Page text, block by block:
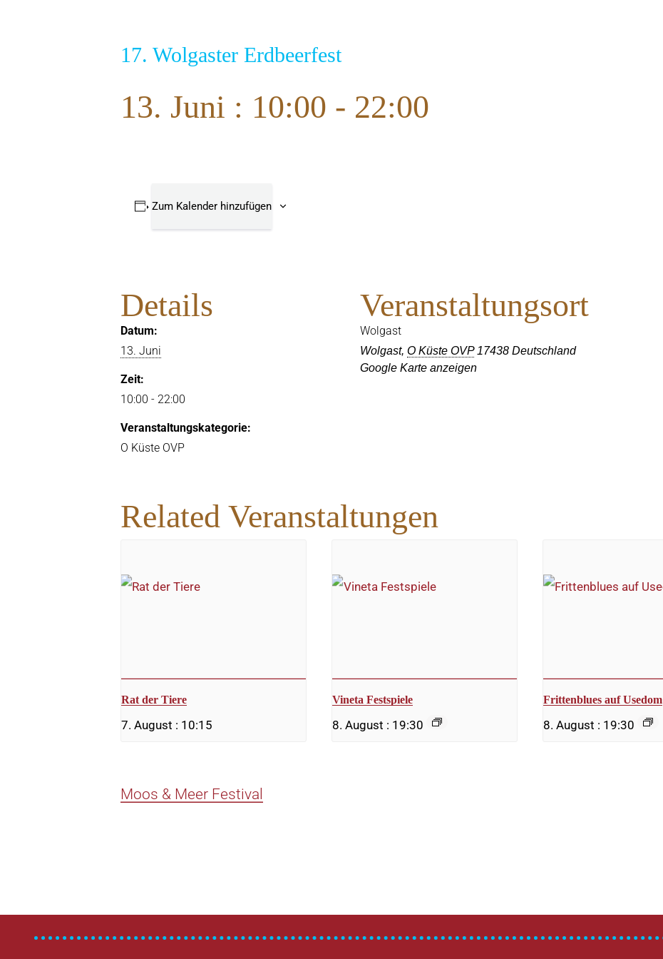
17. Wolgaster Erdbeerfest
13. Juni : 10:00 - 22:00
Zum Kalender hinzufügen
Details
Datum:
13. Juni
Zeit:
10:00 - 22:00
Veranstaltungskategorie:
O Küste OVP
Veranstaltungsort
Wolgast
Wolgast, O Küste OVP 17438 Deutschland
Google Karte anzeigen
Related Veranstaltungen
Rat der Tiere
7. August : 10:15
Vineta Festspiele
8. August : 19:30
Frittenblues auf Usedom
8. August : 19:30
Moos & Meer Festival